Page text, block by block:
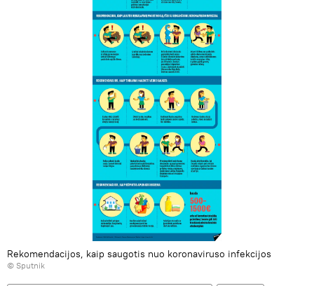
Rekomendacijos, kaip saugotis nuo koronaviruso infekcijos
© Sputnik